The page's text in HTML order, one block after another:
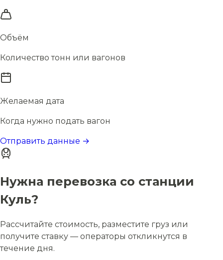
Объём
Количество тонн или вагонов
Желаемая дата
Когда нужно подать вагон
Отправить данные →
Нужна перевозка со станции
Куль?
Рассчитайте стоимость, разместите груз или
получите ставку — операторы откликнутся в
течение дня.